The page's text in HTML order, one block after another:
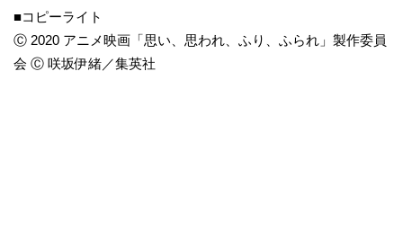
■コピーライト
Ⓒ 2020 アニメ映画「思い、思われ、ふり、ふられ」製作委員
会 Ⓒ 咲坂伊緒／集英社